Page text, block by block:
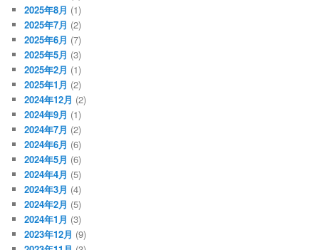
2025年8月 (1)
2025年7月 (2)
2025年6月 (7)
2025年5月 (3)
2025年2月 (1)
2025年1月 (2)
2024年12月 (2)
2024年9月 (1)
2024年7月 (2)
2024年6月 (6)
2024年5月 (6)
2024年4月 (5)
2024年3月 (4)
2024年2月 (5)
2024年1月 (3)
2023年12月 (9)